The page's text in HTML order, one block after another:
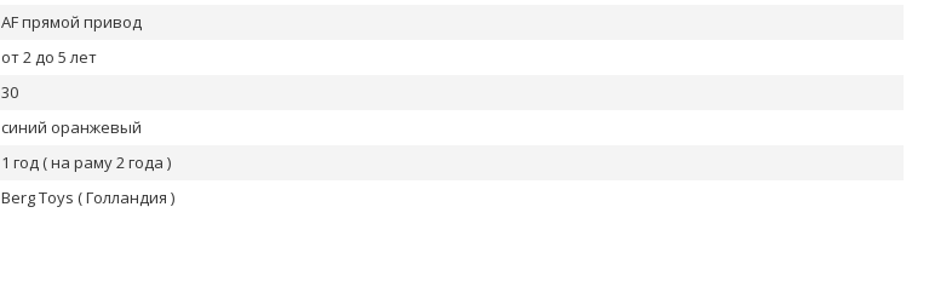
AF прямой привод
от 2 до 5 лет
30
синий оранжевый
1 год ( на раму 2 года )
Berg Toys ( Голландия )